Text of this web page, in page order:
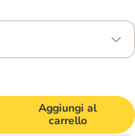
Aggiungi al
carrello